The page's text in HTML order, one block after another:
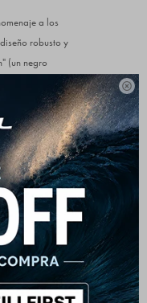

a los
robusto y
(un negro
color inspirada en
en el pecho y
que resalta
tonos mostaza y
1952",
por Jack